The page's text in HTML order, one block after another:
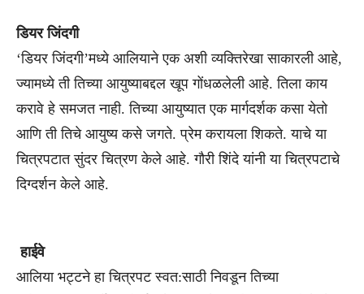
डियर जिंदगी
‘डियर जिंदगी’मध्ये आलियाने एक अशी व्यक्तिरेखा साकारली आहे,
ज्यामध्ये ती तिच्या आयुष्याबद्दल खूप गोंधळलेली आहे. तिला काय
करावे हे समजत नाही. तिच्या आयुष्यात एक मार्गदर्शक कसा येतो
आणि ती तिचे आयुष्य कसे जगते. प्रेम करायला शिकते. याचे या
चित्रपटात सुंदर चित्रण केले आहे. गौरी शिंदे यांनी या चित्रपटाचे
दिग्दर्शन केले आहे.
हाईवे
आलिया भट्टने हा चित्रपट स्वत:साठी निवडून तिच्या